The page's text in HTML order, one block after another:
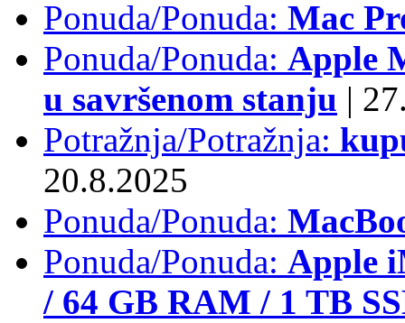
Ponuda/Ponuda: Mac
Ponuda/Ponuda: Apple
u savršenom stanju |
Potražnja/Potražnja:
20.8.2025
Ponuda/Ponuda:
Ponuda/Ponuda: Apple
/ 64 GB RAM / 1 TB